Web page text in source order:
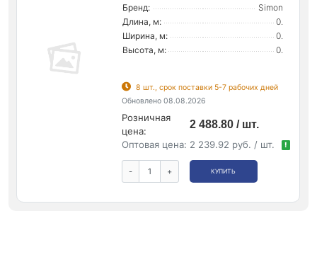
Бренд:
Simon
Длина, м:
0.
Ширина, м:
0.
Высота, м:
0.
8 шт., срок поставки 5-7 рабочих дней
Обновлено 08.08.2026
Розничная
цена:
2 488.80 / шт.
Оптовая цена: 2 239.92 руб. / шт. !
- + КУПИТЬ